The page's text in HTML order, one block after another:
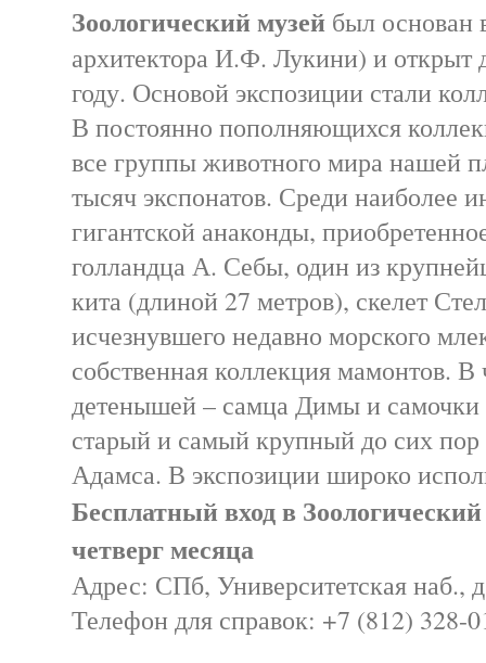
Зоологический музей был основан
архитектора И.Ф. Лукини) и открыт
году. Основой экспозиции стали
В постоянно пополняющихся
все группы животного мира нашей
тысяч экспонатов. Среди наиболее
гигантской анаконды,
голландца А. Себы, один из
кита (длиной 27 метров), скелет
исчезнувшего недавно морского
собственная коллекция мамонтов.
детенышей – самца Димы и
старый и самый крупный до сих пор
Адамса. В экспозиции широко
Бесплатный вход в
четверг месяца
Адрес: СПб, Университетская наб.,
Телефон для справок: +7 (812) 328-